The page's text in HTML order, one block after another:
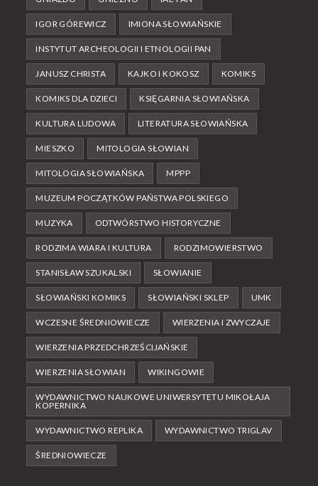
IGOR GÓREWICZ IMIONA SŁOWIAŃSKIE
INSTYTUT ARCHEOLOGII I ETNOLOGII PAN
JANUSZ CHRISTA KAJKO I KOKOSZ KOMIKS
KOMIKS DLA DZIECI KSIĘGARNIA SŁOWIAŃSKA
KULTURA LUDOWA LITERATURA SŁOWIAŃSKA
MIESZKO MITOLOGIA SŁOWIAN
MITOLOGIA SŁOWIAŃSKA MPPP
MUZEUM POCZĄTKÓW PAŃSTWA POLSKIEGO
MUZYKA ODTWÓRSTWO HISTORYCZNE
RODZIMA WIARA I KULTURA RODZIMOWIERSTWO
STANISŁAW SZUKALSKI SŁOWIANIE
SŁOWIAŃSKI KOMIKS SŁOWIAŃSKI SKLEP UMK
WCZESNE ŚREDNIOWIECZE WIERZENIA I ZWYCZAJE
WIERZENIA PRZEDCHRZEŚCIJAŃSKIE
WIERZENIA SŁOWIAN WIKINGOWIE
WYDAWNICTWO NAUKOWE UNIWERSYTETU MIKOŁAJA
KOPERNIKA
WYDAWNICTWO REPLIKA WYDAWNICTWO TRIGLAV
ŚREDNIOWIECZE